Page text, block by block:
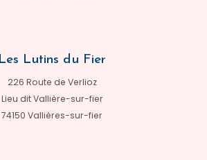
Les Lutins du Fier
226 Route de Verlioz
Lieu dit Vallière-sur-fier
74150 Vallières-sur-fier